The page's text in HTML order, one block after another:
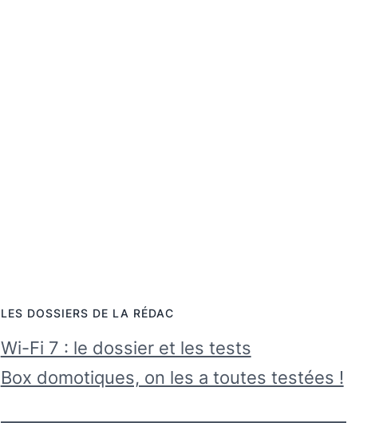
LES DOSSIERS DE LA RÉDAC
Wi-Fi 7 : le dossier et les tests
Box domotiques, on les a toutes testées !